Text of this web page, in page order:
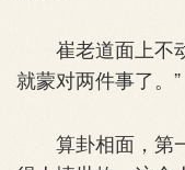
崔老道面上不动
就蒙对两件事了。”
算卦相面，第